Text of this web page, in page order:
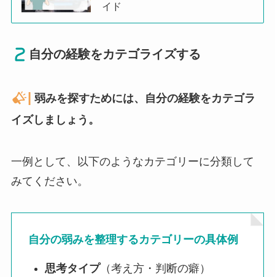
イド
自分の経験をカテゴライズする
| 弱みを探すためには、自分の経験をカテゴラ
イズしましょう。
一例として、以下のようなカテゴリーに分類して
みてください。
自分の弱みを整理するカテゴリーの具体例
思考タイプ（考え方・判断の癖）